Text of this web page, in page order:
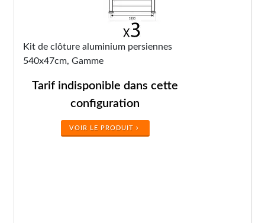
Kit de clôture aluminium persiennes
540x47cm, Gamme
Tarif indisponible dans cette
configuration
VOIR LE PRODUIT